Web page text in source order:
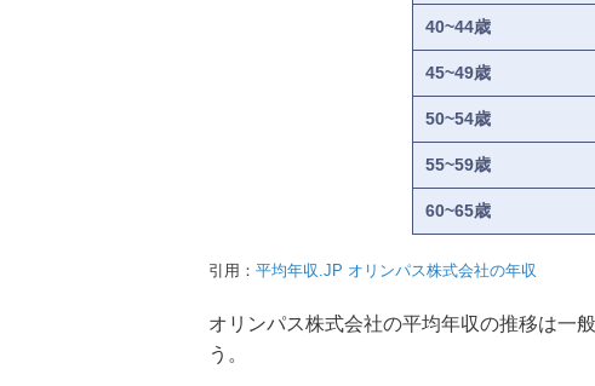
40~44歳
45~49歳
50~54歳
55~59歳
60~65歳
引用： 平均年収.JP オリンパス株式会社の年収
オリンパス株式会社の平均年収の推移は一
う。